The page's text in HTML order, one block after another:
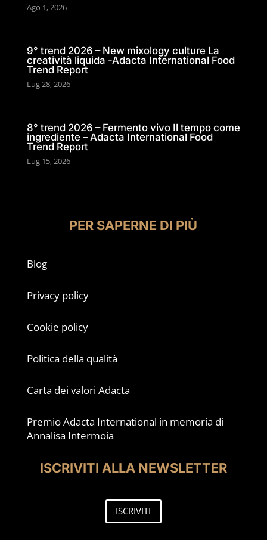
Ago 1, 2026
9° trend 2026 – New mixology culture La
creatività liquida -Adacta International Food
Trend Report
Lug 28, 2026
8° trend 2026 – Fermento vivo Il tempo come
ingrediente – Adacta International Food
Trend Report
Lug 15, 2026
PER SAPERNE DI PIÙ
Blog
Privacy policy
Cookie policy
Politica della qualità
Carta dei valori Adacta
Premio Adacta International in memoria di
Annalisa Intermoia
ISCRIVITI ALLA NEWSLETTER
ISCRIVITI